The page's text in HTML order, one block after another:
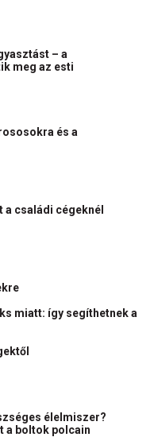
– a
meg az esti
és a
a családi cégeknél
miatt: így segíthetnek a
élelmiszer?
a boltok polcain